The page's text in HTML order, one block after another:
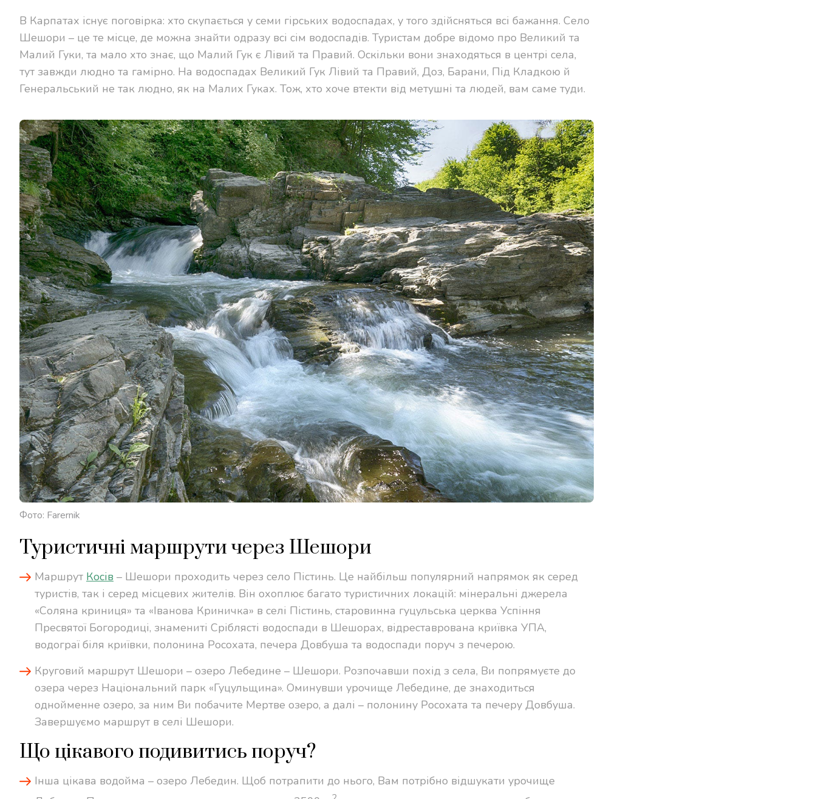
В Карпатах існує поговірка: хто скупається у семи гірських водоспадах, у того здійсняться всі бажання. Село
Шешори – це те місце, де можна знайти одразу всі сім водоспадів. Туристам добре відомо про Великий та
Малий Гуки, та мало хто знає, що Малий Гук є Лівий та Правий. Оскільки вони знаходяться в центрі села,
тут завжди людно та гамірно. На водоспадах Великий Гук Лівий та Правий, Доз, Барани, Під Кладкою й
Генеральський не так людно, як на Малих Гуках. Тож, хто хоче втекти від метушні та людей, вам саме туди.
Фото: Farernik
Туристичні маршрути через Шешори
Маршрут Косів – Шешори проходить через село Пістинь. Це найбільш популярний напрямок як серед
туристів, так і серед місцевих жителів. Він охоплює багато туристичних локацій: мінеральні джерела
«Соляна криниця» та «Іванова Криничка» в селі Пістинь, старовинна гуцульська церква Успіння
Пресвятої Богородиці, знамениті Сріблясті водоспади в Шешорах, відреставрована криївка УПА,
водограї біля криївки, полонина Росохата, печера Довбуша та водоспади поруч з печерою.
Круговий маршрут Шешори – озеро Лебедине – Шешори. Розпочавши похід з села, Ви попрямуєте до
озера через Національний парк «Гуцульщина». Оминувши урочище Лебедине, де знаходиться
однойменне озеро, за ним Ви побачите Мертве озеро, а далі – полонину Росохата та печеру Довбуша.
Завершуємо маршрут в селі Шешори.
Що цікавого подивитись поруч?
Інша цікава водойма – озеро Лебедин. Щоб потрапити до нього, Вам потрібно відшукати урочище